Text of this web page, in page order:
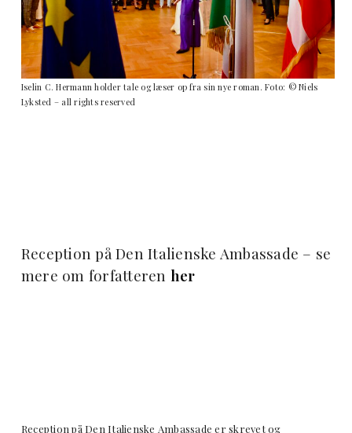
Iselin C. Hermann holder tale og læser op fra sin nye roman. Foto: © Niels
Lyksted – all rights reserved
Reception på Den Italienske Ambassade – se
mere om forfatteren her
Reception på Den Italienske Ambassade er skrevet og